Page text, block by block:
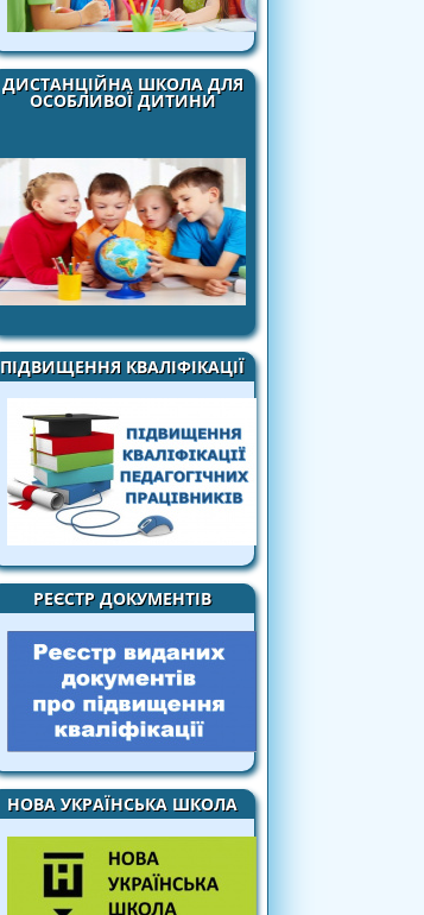
ДИСТАНЦІЙНА ШКОЛА ДЛЯ
ОСОБЛИВОЇ ДИТИНИ
ПІДВИЩЕННЯ КВАЛІФІКАЦІЇ
РЕЄСТР ДОКУМЕНТІВ
НОВА УКРАЇНСЬКА ШКОЛА